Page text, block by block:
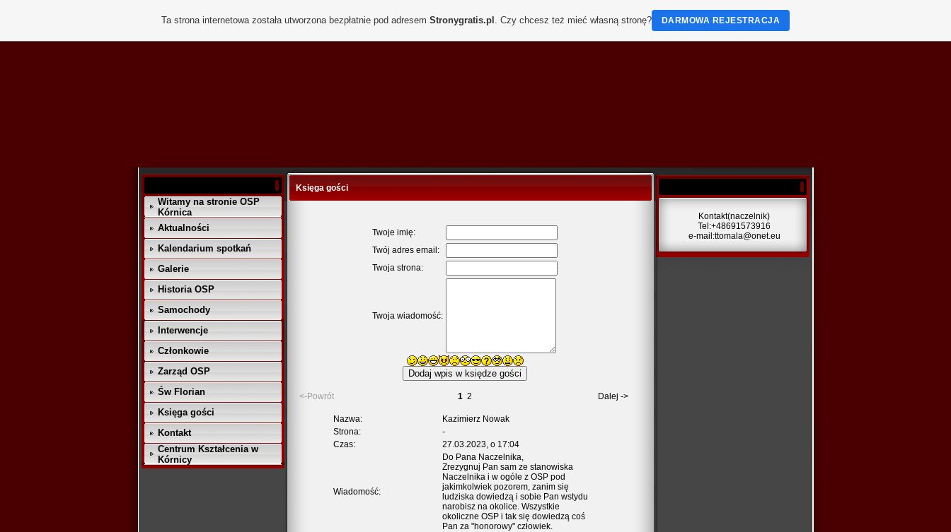
Witamy na stronie OSP
Kórnica
Aktualności
Kalendarium spotkań
Galerie
Historia OSP
Samochody
Interwencje
Członkowie
Zarząd OSP
Św Florian
Księga gości
Kontakt
Centrum Kształcenia w
Kórnicy
Księga gości
Twoje imię:
Twój adres email:
Twoja strona:
Twoja wiadomość:
<-Powrót 1 2 Dalej ->
Nazwa:
Kazimierz Nowak
Strona:
-
Czas:
27.03.2023, o 17:04
Wiadomość:
Do Pana Naczelnika,
Zrezygnuj Pan sam ze stanowiska
Naczelnika i w ogóle z OSP pod
jakimkolwiek pozorem, zanim się
ludziska dowiedzą i sobie Pan wstydu
narobisz na okolice. Wszystkie
okoliczne OSP i tak się dowiedzą coś
Pan za "honorowy" człowiek.
Kontakt(naczelnik)
Tel:+48691573916
e-mail:ttomala@onet.eu
Ta strona internetowa została utworzona bezpłatnie pod adresem Stronygratis.pl . Czy chcesz też mieć własną stronę? DARMOWA REJESTRACJA